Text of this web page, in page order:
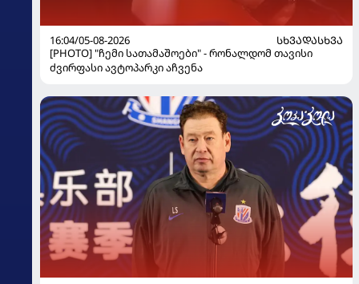
16:04/05-08-2026
ᲡᲮᲕᲐᲓᲐᲡᲮᲕᲐ
[PHOTO] "ჩემი სათამაშოები" - რონალდომ თავისი
ძვირფასი ავტოპარკი აჩვენა